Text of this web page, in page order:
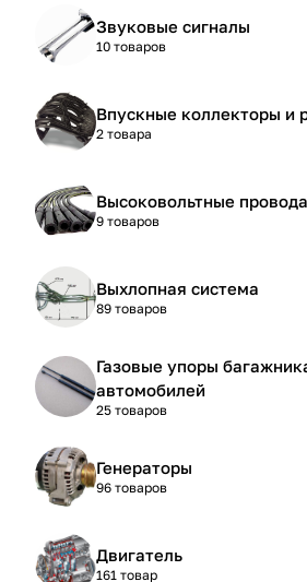
Звуковые сигналы
10 товаров
Впускные коллекторы и
2 товара
Высоковольтные
9 товаров
Выхлопная система
89 товаров
Газовые упоры
автомобилей
25 товаров
Генераторы
96 товаров
Двигатель
161 товар